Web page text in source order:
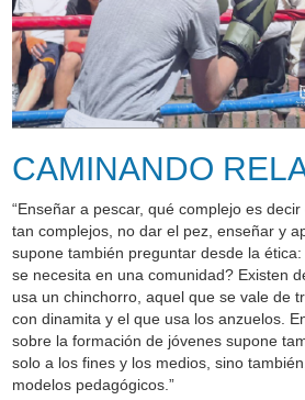
CAMINANDO
“Enseñar a pescar, qué complejo es
tan complejos, no dar el pez, enseñar y
supone también preguntar desde la
se necesita en una comunidad? Existen
usa un chinchorro, aquel que se vale de
con dinamita y el que usa los anzuelos.
sobre la formación de jóvenes supone
solo a los fines y los medios, sino
modelos pedagógicos.”